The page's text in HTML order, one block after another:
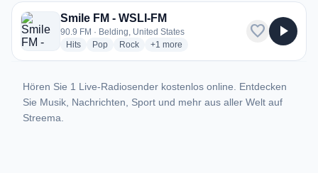
1 Radiosender aus Belding
Smile FM - WSLI-FM
90.9 FM · Belding, United States
Hitsradio stations
Popradio stations
Rockradio stations
+1 more genres for Smile FM - WSLI-FM
more
favorite play_arrow
Hören Sie 1 Live-Radiosender kostenlos online. Entdecken
Sie Musik, Nachrichten, Sport und mehr aus aller Welt auf
Streema.